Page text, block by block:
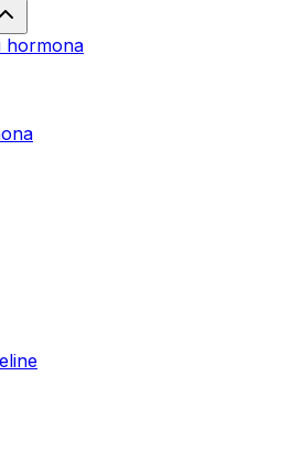
hormona